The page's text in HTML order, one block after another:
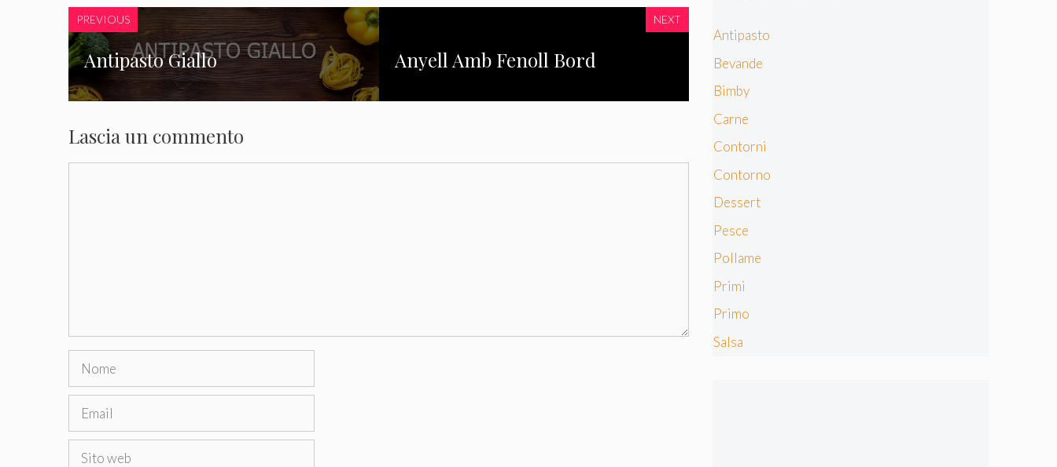
PREVIOUS
Antipasto Giallo
NEXT
Anyell Amb Fenoll Bord
Lascia un commento
Nome
Email
Sito
Antipasto
Bevande
Bimby
Carne
Contorni
Contorno
Dessert
Pesce
Pollame
Primi
Primo
Salsa